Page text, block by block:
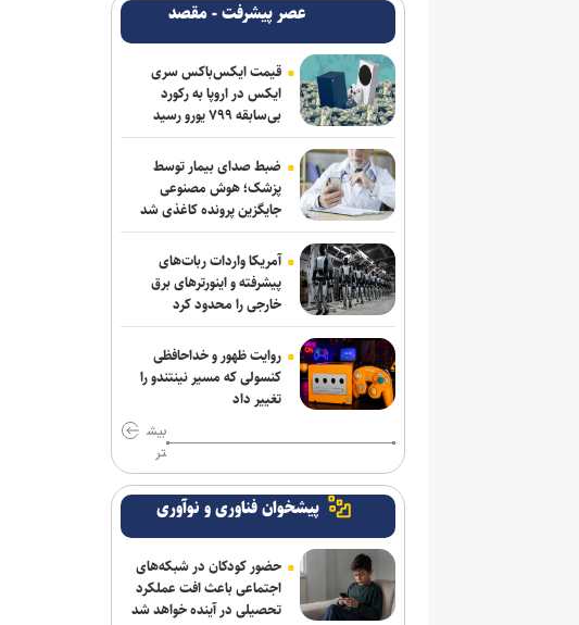
عصر پیشرفت - مقصد
قیمت ایکس‌باکس سری
ایکس در اروپا به رکورد
بی‌سابقه ۷۹۹ یورو رسید
ضبط صدای بیمار توسط
پزشک؛ هوش مصنوعی
جایگزین پرونده کاغذی شد
آمریکا واردات ربات‌های
پیشرفته و اینورترهای برق
خارجی را محدود کرد
روایت ظهور و خداحافظی
کنسولی که مسیر نینتندو را
تغییر داد
بیش
تر
پیشخوان فناوری و نوآوری
حضور کودکان در شبکه‌های
اجتماعی باعث افت عملکرد
تحصیلی در آینده خواهد شد